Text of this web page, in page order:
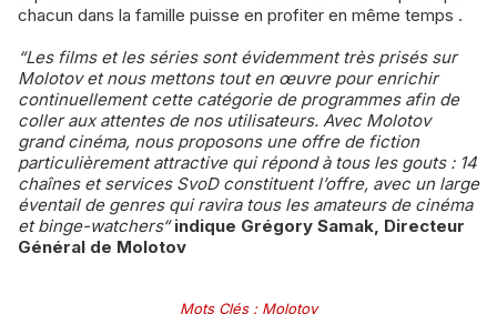
chacun dans la famille puisse en profiter en même temps .
“Les films et les séries sont évidemment très prisés sur
Molotov et nous mettons tout en œuvre pour enrichir
continuellement cette catégorie de programmes afin de
coller aux attentes de nos utilisateurs. Avec Molotov
grand cinéma, nous proposons une offre de fiction
particulièrement attractive qui répond à tous les gouts : 14
chaînes et services SvoD constituent l’offre, avec un large
éventail de genres qui ravira tous les amateurs de cinéma
et binge-watchers“ indique Grégory Samak, Directeur
Général de Molotov
Mots Clés: Molotov